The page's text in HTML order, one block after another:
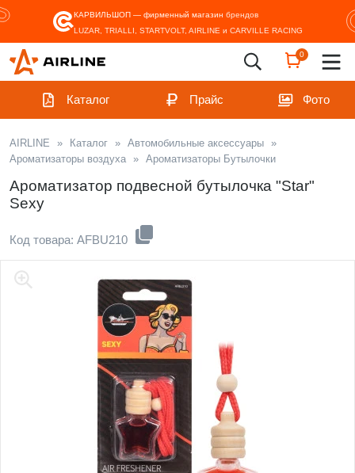
КАРВИЛЬШОП — фирменный магазин брендов
LUZAR, TRIALLI, STARTVOLT, AIRLINE и CARVILLE RACING
0
Каталог Прайс Фото
AIRLINE » Каталог » Автомобильные аксессуары »
Ароматизаторы воздуха » Ароматизаторы Бутылочки
Ароматизатор подвесной бутылочка "Star"
Sexy
Код товара: AFBU210